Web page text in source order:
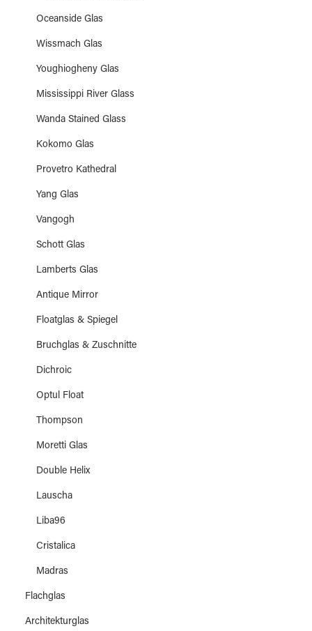
Oceanside Glas
Wissmach Glas
Youghiogheny Glas
Mississippi River Glass
Wanda Stained Glass
Kokomo Glas
Provetro Kathedral
Yang Glas
Vangogh
Schott Glas
Lamberts Glas
Antique Mirror
Floatglas & Spiegel
Bruchglas & Zuschnitte
Dichroic
Optul Float
Thompson
Moretti Glas
Double Helix
Lauscha
Liba96
Cristalica
Madras
Flachglas
Architekturglas